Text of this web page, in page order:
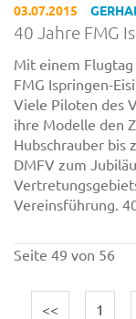
03.07.2015
40 Jahre FMG
Mit einem
FMG Ispringen-
Viele Piloten des
ihre Modelle den
Hubschrauber bis
DMFV zum
Vereinsführung.
Seite 49 von 56
<< 1